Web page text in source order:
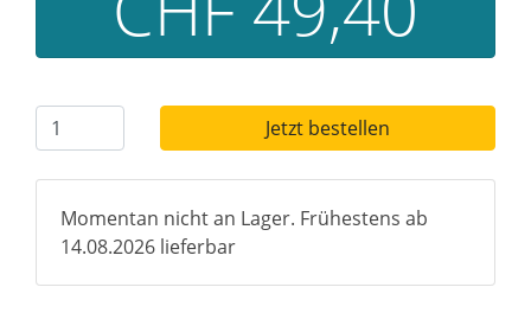
Jetzt bestellen
Momentan nicht an Lager. Frühestens ab
14.08.2026 lieferbar